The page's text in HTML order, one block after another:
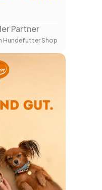
Partner
Hundefutter Shop